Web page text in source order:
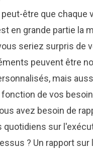
être que chaque
en grande partie la
seriez surpris de
peuvent être
mais
de vos
avez besoin de
quotidiens sur
? Un rapport sur